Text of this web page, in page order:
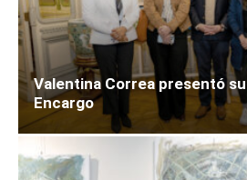
Valentina Correa presentó
Encargo